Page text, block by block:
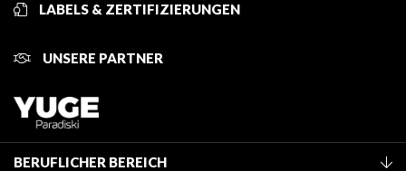
LABELS & ZERTIFIZIERUNGEN
UNSERE PARTNER
BERUFLICHER BEREICH